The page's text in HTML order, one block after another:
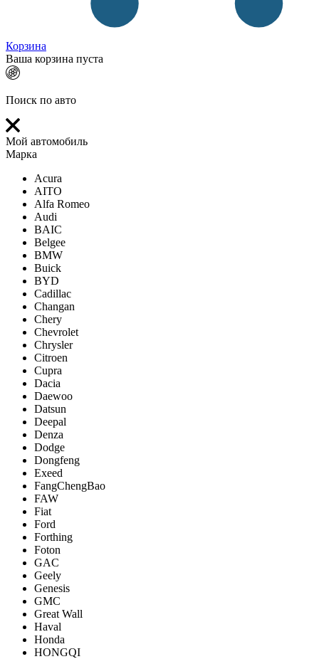
Корзина
Ваша корзина пуста
Поиск по авто
Мой автомобиль
Марка
Acura
AITO
Alfa Romeo
Audi
BAIC
Belgee
BMW
Buick
BYD
Cadillac
Changan
Chery
Chevrolet
Chrysler
Citroen
Cupra
Dacia
Daewoo
Datsun
Deepal
Denza
Dodge
Dongfeng
Exeed
FangChengBao
FAW
Fiat
Ford
Forthing
Foton
GAC
Geely
Genesis
GMC
Great Wall
Haval
Honda
HONGQI